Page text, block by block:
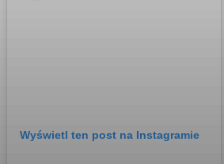
Wyświetl ten post na Instagramie